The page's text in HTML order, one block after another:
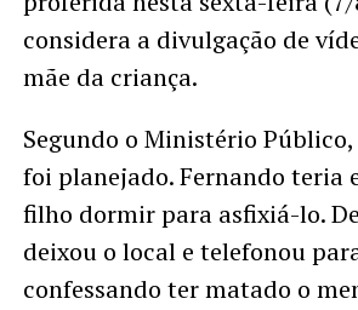
considera a divulgação de
mãe da criança.
Segundo o Ministério
foi planejado. Fernando teria
filho dormir para asfixiá-lo.
deixou o local e telefonou
confessando ter matado o